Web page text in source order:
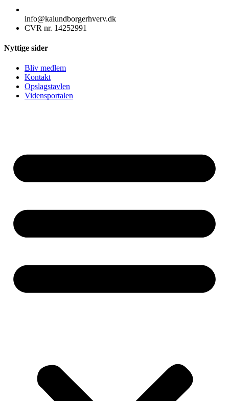
info@kalundborgerhverv.dk
CVR nr. 14252991
Nyttige sider
Bliv medlem
Kontakt
Opslagstavlen
Vidensportalen